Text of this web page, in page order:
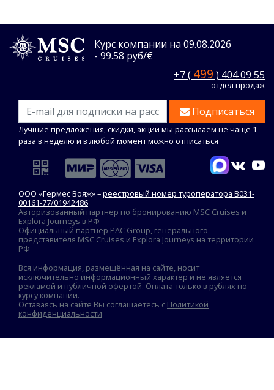
Курс компании на 09.08.2026
- 99.58 руб/€
+7 ( 499 ) 404 09 55
отдел продаж
Подписаться
Лучшие предложения, скидки, акции мы рассылаем не чаще 1
раза в неделю и в любой момент можно отписаться
ООО «Гермес Вояж» –реестровый номер туроператора В031-
00161-77/01942486
Авторизованный партнер по бронированию MSC Cruises и
Explora Journeys в РФ
Официальный партнер PAC Group, генерального
представителя MSC Cruises и Explora Journeys на территории
РФ
Вся информация, размещённая на сайте, носит
исключительно информационный характер и не является
рекламой и публичной офертой. Оплата только в рублях по
курсу компании.
Оставаясь на сайте Вы соглашаетесь с Политикой
конфиденциальности